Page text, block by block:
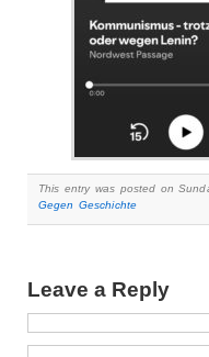
This entry was posted on
Gegen Geschichte
Leave a Reply